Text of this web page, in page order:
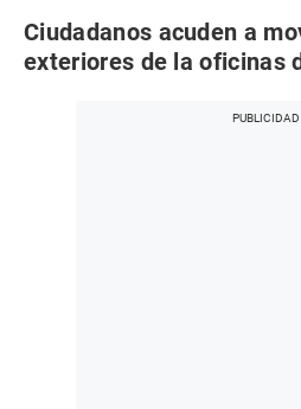
Ciudadanos acuden a
exteriores de la oficinas